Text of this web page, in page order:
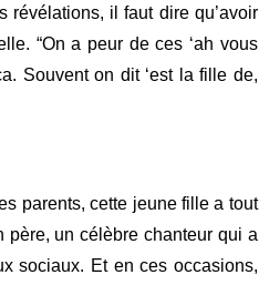
révélations, il faut dire qu’avoir
“On a peur de ces ‘ah vous
Souvent on dit ‘est la fille de,
parents, cette jeune fille a tout
père, un célèbre chanteur qui a
sociaux. Et en ces occasions,